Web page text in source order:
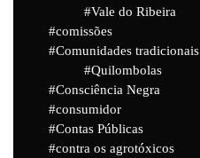
Vale do Ribeira
comissões
Comunidades tradicionais
Quilombolas
Consciência Negra
consumidor
Contas Públicas
contra os agrotóxicos